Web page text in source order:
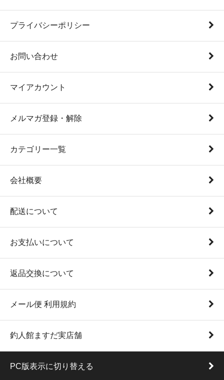
プライバシーポリシー
お問い合わせ
マイアカウント
メルマガ登録・解除
カテゴリー一覧
会社概要
配送について
お支払いについて
返品交換について
メール便 利用規約
釣人館ますだ実店舗
PC版表示に切り替える